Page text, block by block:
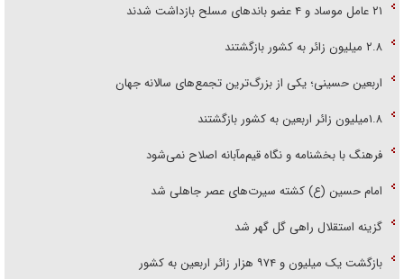
۲۱ عامل موساد و ۴ عضو باند‌های مسلح بازداشت شدند
۲.۸ میلیون زائر به کشور بازگشتند
اربعین حسینی؛ یکی از بزرگ‌ترین تجمع‌های سالانه جهان
۱.۸میلیون زائر اربعین به کشور بازگشتند
فرهنگ با بخشنامه و نگاه قیم‌مآبانه اصلاح نمی‌شود
امام حسین (ع) کشته سیرت‌های عصر جاهلی شد
گزینه استقلال راهی گل گهر شد
بازگشت یک میلیون و ۹۷۴ هزار زائر اربعین به کشور